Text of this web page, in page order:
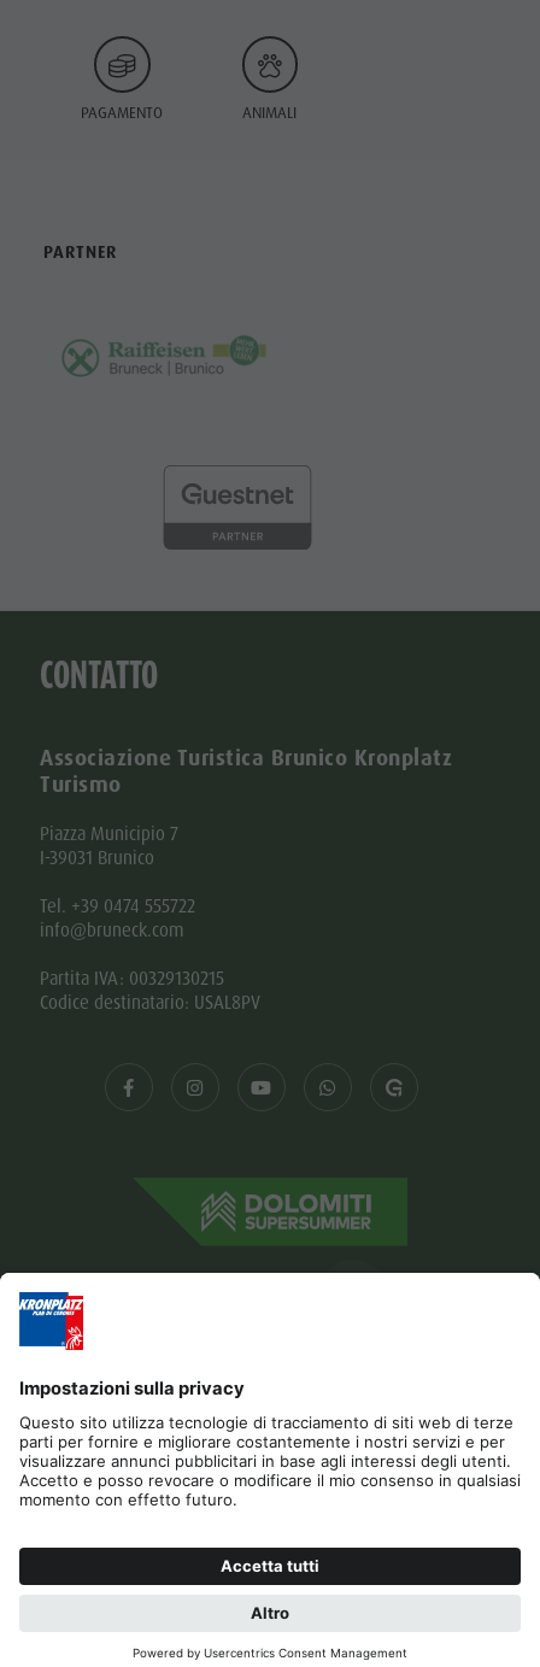
PAGAMENTO ANIMALI
RICHIESTA
PARTNER
CONTATTO
Associazione Turistica Brunico Kronplatz
Turismo
Piazza Municipio 7
I-39031 Brunico
Tel. +39 0474 555722
info@bruneck.com
Partita IVA: 00329130215
Codice destinatario: USAL8PV
Editoria Privacy Dichiarazione di accessibilità